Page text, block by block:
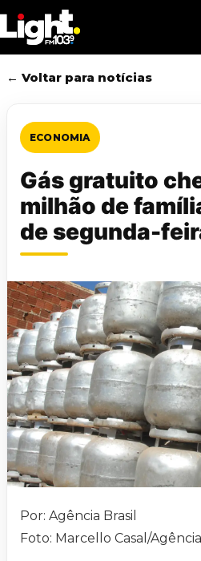
to
main
content
← Voltar para notícias
ECONOMIA
Gás gratuito
milhão de
de segunda-
Por: Agência Brasil
Foto: Marcello Casal/Agência